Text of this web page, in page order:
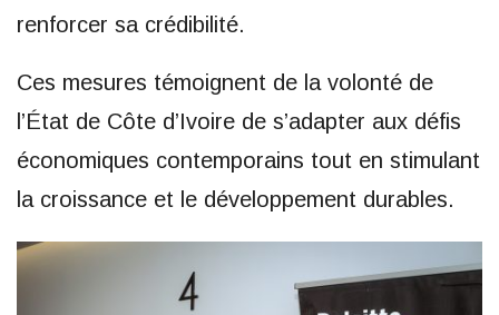
renforcer sa crédibilité.
Ces mesures témoignent de la volonté de
l’État de Côte d’Ivoire de s’adapter aux défis
économiques contemporains tout en stimulant
la croissance et le développement durables.